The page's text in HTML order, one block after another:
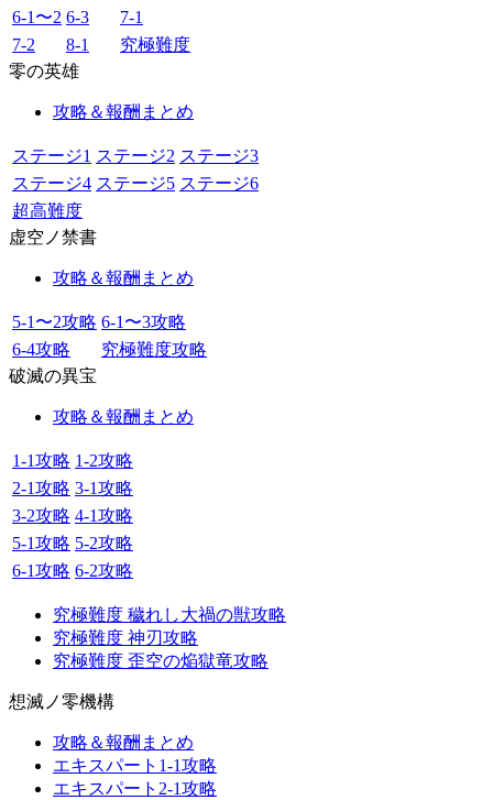
6-1〜2 6-3
7-1
7-2
8-1
究極難度
零の英雄
攻略＆報酬まとめ
ステージ1 ステージ2 ステージ3
ステージ4 ステージ5 ステージ6
超高難度
虚空ノ禁書
攻略＆報酬まとめ
5-1〜2攻略 6-1〜3攻略
6-4攻略
究極難度攻略
破滅の異宝
攻略＆報酬まとめ
1-1攻略 1-2攻略
2-1攻略 3-1攻略
3-2攻略 4-1攻略
5-1攻略 5-2攻略
6-1攻略 6-2攻略
究極難度 穢れし大禍の獣攻略
究極難度 神刃攻略
究極難度 歪空の焔獄竜攻略
想滅ノ零機構
攻略＆報酬まとめ
エキスパート1-1攻略
エキスパート2-1攻略